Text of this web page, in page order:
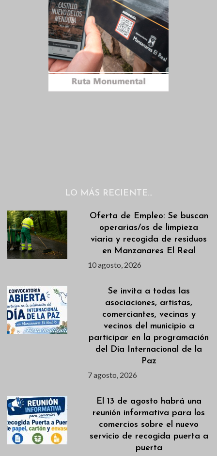
LO MÁS RECIENTE…
Oferta de Empleo: Se buscan
operarias/os de limpieza
viaria y recogida de residuos
en Manzanares El Real
10 agosto, 2026
Se invita a todas las
asociaciones, artistas,
comerciantes, vecinas y
vecinos del municipio a
participar en la programación
del Día Internacional de la
Paz
7 agosto, 2026
El 13 de agosto habrá una
reunión informativa para los
comercios sobre el nuevo
servicio de recogida puerta a
puerta